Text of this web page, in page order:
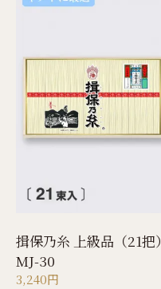
揖保乃糸 上級品（21把）
MJ-30
3,240円